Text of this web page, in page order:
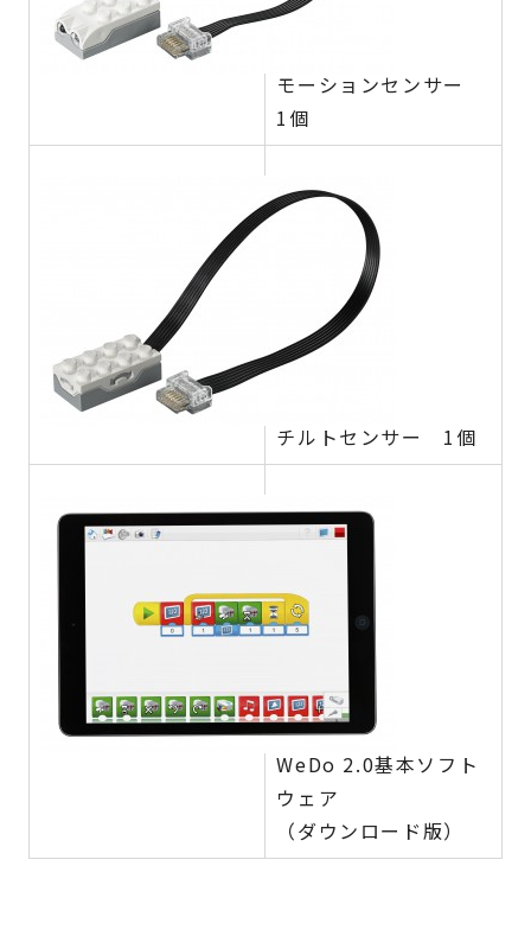
モーションセンサー
1個
チルトセンサー 1個
WeDo 2.0基本ソフト
ウェア
（ダウンロード版）